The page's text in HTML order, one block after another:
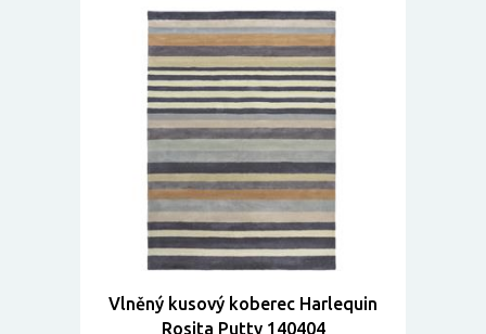
Vlněný kusový koberec Harlequin
Rosita Putty 140404